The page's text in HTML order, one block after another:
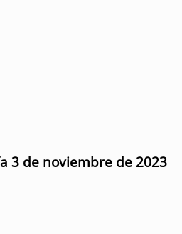
3 de noviembre de 2023